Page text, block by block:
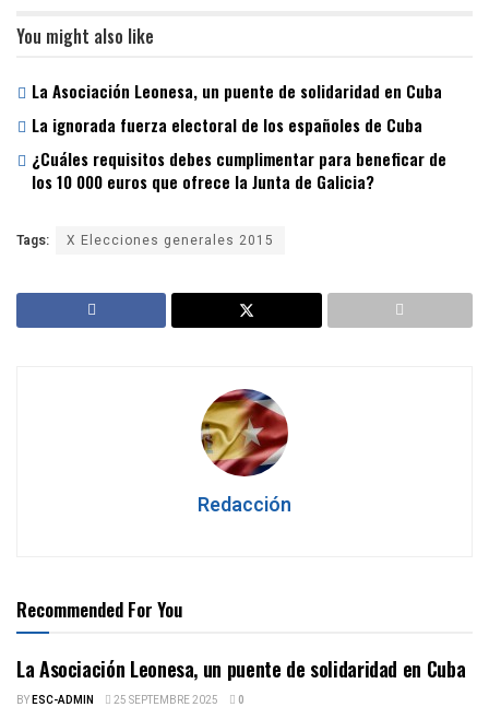
You might also like
La Asociación Leonesa, un puente de solidaridad en Cuba
La ignorada fuerza electoral de los españoles de Cuba
¿Cuáles requisitos debes cumplimentar para beneficar de
los 10 000 euros que ofrece la Junta de Galicia?
Tags: X Elecciones generales 2015
Redacción
Recommended For You
La Asociación Leonesa, un puente de solidaridad en Cuba
BYESC-ADMIN 25 SEPTEMBRE 2025 0